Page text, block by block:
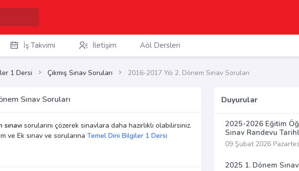
İş Takvimi İletişim Aöl Dersleri
1 Dersi Çıkmış Sınav Soruları 2016-2017 Yılı 2. Dönem Sınav Soruları
Sınav Soruları
sınavı sorularını çözerek sınavlara daha hazırlıklı olabilirsiniz.
ve Ek sınav ve sorularına Temel Dini Bilgiler 1 Dersi
Duyurular
2025-2026 Eğitim
Sınav Randevu
09 Şubat 2026
2025 1. Dönem